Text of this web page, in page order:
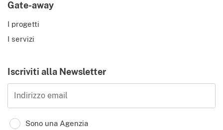
Gate-away
I progetti
I servizi
Iscriviti alla Newsletter
Indirizzo email
Sono una Agenzia